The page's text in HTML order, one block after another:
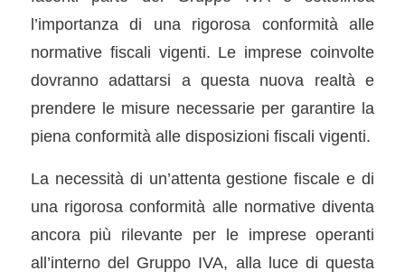
l’importanza di una rigorosa conformità alle
normative fiscali vigenti. Le imprese coinvolte
dovranno adattarsi a questa nuova realtà e
prendere le misure necessarie per garantire la
piena conformità alle disposizioni fiscali vigenti.
La necessità di un’attenta gestione fiscale e di
una rigorosa conformità alle normative diventa
ancora più rilevante per le imprese operanti
all’interno del Gruppo IVA, alla luce di questa